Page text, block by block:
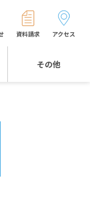
その他
資料請求 アクセス